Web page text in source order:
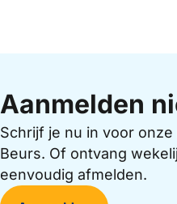
Aanmelden
Schrijf je nu in voor
Beurs. Of ontvang
eenvoudig afmelden.